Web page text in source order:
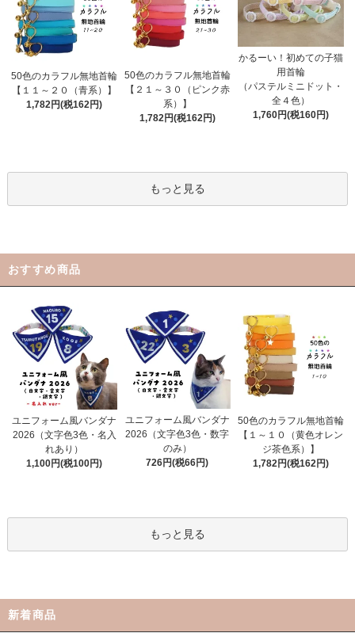
50色のカラフル無地首輪
【１１～２０（青系）】
1,782円(税162円)
50色のカラフル無地首輪
【２１～３０（ピンク赤
系）】
1,782円(税162円)
かるーい！初めての子猫
用首輪
（パステルミニドット・
全４色）
1,760円(税160円)
もっと見る
おすすめ商品
ユニフォーム風バンダナ
2026（文字色3色・名入
れあり）
1,100円(税100円)
ユニフォーム風バンダナ
2026（文字色3色・数字
のみ）
726円(税66円)
50色のカラフル無地首輪
【１～１０（黄色オレン
ジ茶色系）】
1,782円(税162円)
もっと見る
新着商品